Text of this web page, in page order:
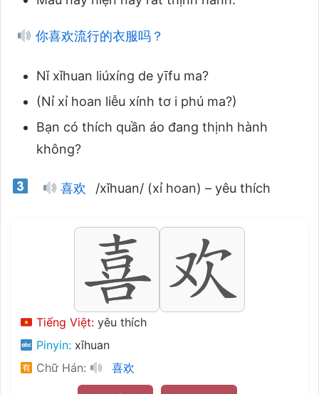
你喜欢流行的衣服吗？
Nǐ xǐhuan liúxíng de yīfu ma?
(Nỉ xỉ hoan liễu xính tơ i phú ma?)
Bạn có thích quần áo đang thịnh hành
không?
喜欢 /xǐhuan/ (xỉ hoan) – yêu thích
Tiếng Việt: yêu thích
Pinyin: xǐhuan
Chữ Hán:
喜欢